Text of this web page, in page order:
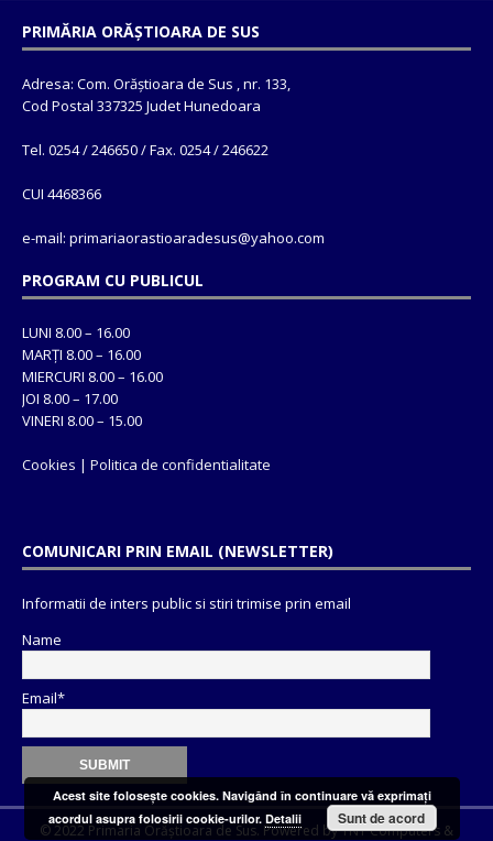
PRIMĂRIA ORĂȘTIOARA DE SUS
Adresa: Com. Orăștioara de Sus , nr. 133,
Cod Postal 337325 Judet Hunedoara
Tel. 0254 / 246650 / Fax. 0254 / 246622
CUI 4468366
e-mail: primariaorastioaradesus@yahoo.com
PROGRAM CU PUBLICUL
LUNI 8.00 – 16.00
MARȚI 8.00 – 16.00
MIERCURI 8.00 – 16.00
JOI 8.00 – 17.00
VINERI 8.00 – 15.00
Cookies | Politica de confidentialitate
COMUNICARI PRIN EMAIL (NEWSLETTER)
Informatii de inters public si stiri trimise prin email
Name
Email*
© 2022 Primaria Orăștioara de Sus. Powered byTNT Computers &
Acest site foloseşte cookies. Navigând în continuare vă exprimaţi
acordul asupra folosirii cookie-urilor. Detalii Sunt de acord